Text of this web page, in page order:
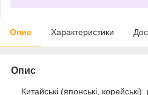
Опис Характеристики
Опис
Китайські (японські,